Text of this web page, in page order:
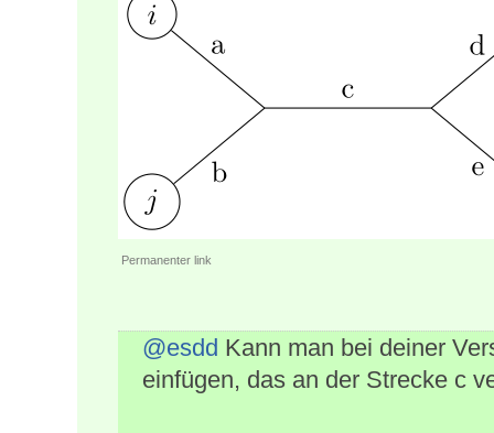
Permanenter link
@esdd Kann man bei deiner
einfügen, das an der Strecke c